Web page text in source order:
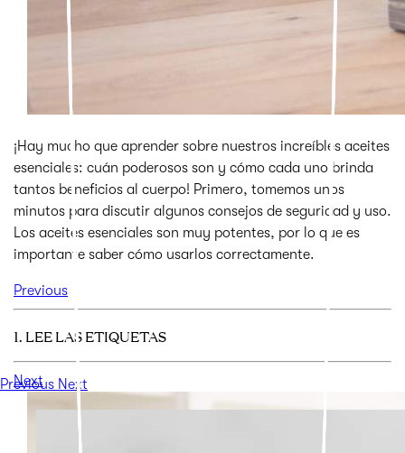
¡Hay mucho que aprender sobre nuestros increíbles aceites
esenciales: cuán poderosos son y cómo cada uno brinda
tantos beneficios al cuerpo! Primero, tomemos unos
minutos para discutir algunos consejos de seguridad y uso.
Los aceites esenciales son muy potentes, por lo que es
importante saber cómo usarlos correctamente.
Previous
1. LEE LAS ETIQUETAS
Next
Previous Next